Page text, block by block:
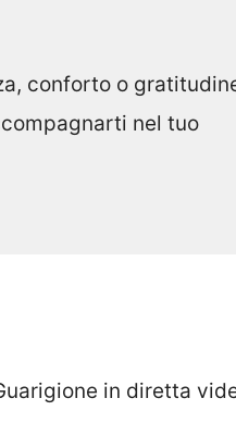
conforto o
nel tuo
in diretta